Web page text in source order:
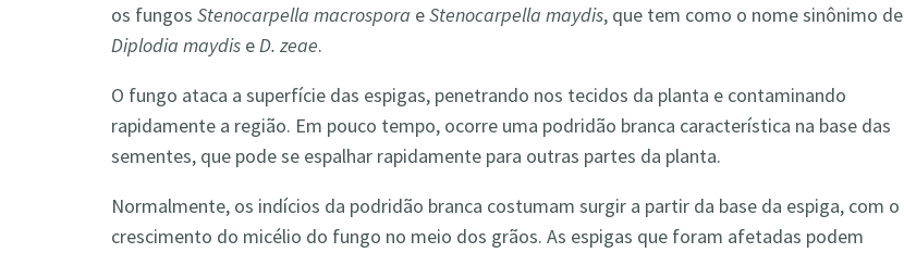
os fungos Stenocarpella macrospora eStenocarpella maydis, que tem como o nome sinônimo de
Diplodia maydis eD. zeae.
O fungo ataca a superfície das espigas, penetrando nos tecidos da planta e contaminando
rapidamente a região. Em pouco tempo, ocorre uma podridão branca característica na base das
sementes, que pode se espalhar rapidamente para outras partes da planta.
Normalmente, os indícios da podridão branca costumam surgir a partir da base da espiga, com o
crescimento do micélio do fungo no meio dos grãos. As espigas que foram afetadas podem